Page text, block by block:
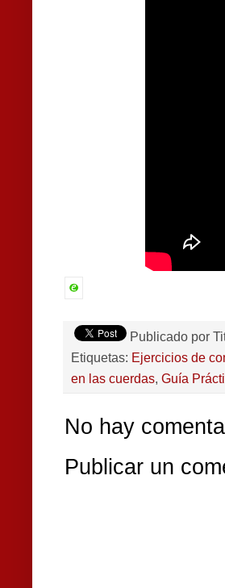
Publicado por
Etiquetas: Ejercicios de
en las cuerdas, Guía
No hay
Publicar un